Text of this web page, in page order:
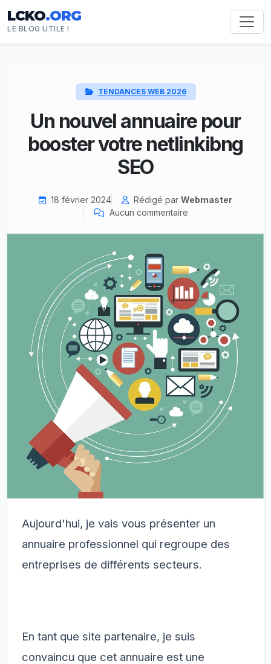
LCKO.ORG
LE BLOG UTILE !
TENDANCES WEB 2026
Un nouvel annuaire pour
booster votre netlinkibng
SEO
18 février 2024 Rédigé par Webmaster
Aucun commentaire
Aujourd'hui, je vais vous présenter un
annuaire professionnel qui regroupe des
entreprises de différents secteurs.
En tant que site partenaire, je suis
convaincu que cet annuaire est une